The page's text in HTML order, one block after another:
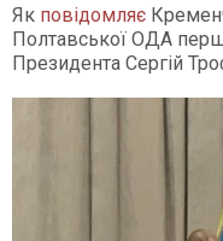
Як повідомляє
Полтавської ОДА
Президента Сергій